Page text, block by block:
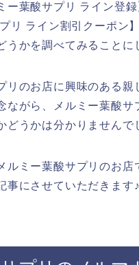
ー葉酸サプリ ライン登
リ ライン割引クーポン
うかを調べてみることに
リのお店に興味のある
ながら、メルミー葉酸
どうかは分かりませんで
ルミー葉酸サプリのお
事にさせていただきます♪